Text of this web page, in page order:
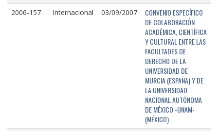
2006-157 Internacional 03/09/2007
CONVENIO ESPECÍFICO
DE COLABORACIÓN
ACADÉMICA, CIENTÍFICA
Y CULTURAL ENTRE LAS
FACULTADES DE
DERECHO DE LA
UNIVERSIDAD DE
MURCIA (ESPAÑA) Y DE
LA UNIVERSIDAD
NACIONAL AUTÓNOMA
DE MÉXICO -UNAM-
(MÉXICO)